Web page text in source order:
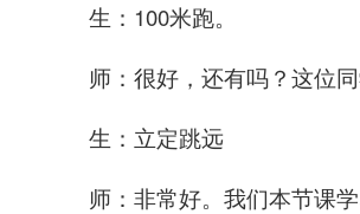
生：100米跑。
师：很好，还有吗？这位
生：立定跳远
师：非常好。我们本节课